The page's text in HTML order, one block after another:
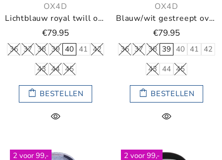
OX4D
Lichtblauw royal twill overhemd
€79.95
36 37 38 39 40 41 42
43 44 45
BESTELLEN
OX4D
Blauw/wit gestreept overhemd
€79.95
36 37 38 39 40 41 42
43 44 45
BESTELLEN
2 voor 99,- 2 voor 99,-